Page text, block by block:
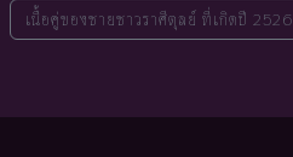
เนื้อคู่ของชายชาวราศีตุลย์ ที่เกิดปี 2526